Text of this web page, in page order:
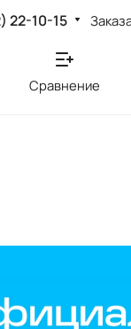
22-10-15
Сравнение